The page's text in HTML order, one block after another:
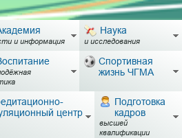
и информация
Наука
и исследования
Спортивная
жизнь ЧГМА
центр
Подготовка
кадров
высшей
квалификации